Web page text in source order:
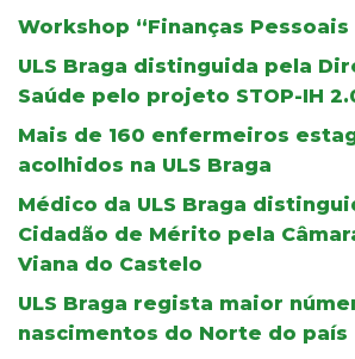
Workshop “Finanças Pessoais
ULS Braga distinguida pela
Saúde pelo projeto STOP-IH
Mais de 160 enfermeiros
acolhidos na ULS Braga
Médico da ULS Braga
Cidadão de Mérito pela
Viana do Castelo
ULS Braga regista maior
nascimentos do Norte do país